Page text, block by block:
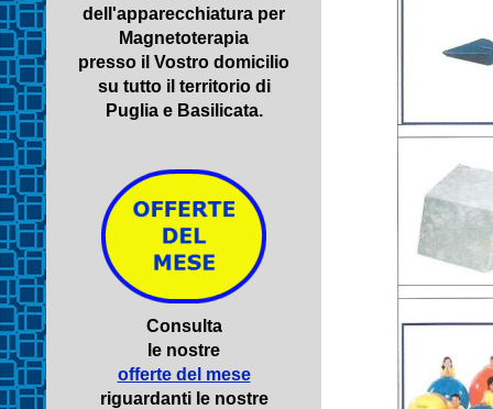
dell'apparecchiatura per
Magnetoterapia
presso il Vostro domicilio
su tutto il territorio di
Puglia e Basilicata.
Consulta
le nostre
offerte del mese
riguardanti le nostre